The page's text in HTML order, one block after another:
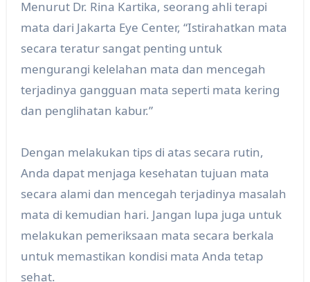
Menurut Dr. Rina Kartika, seorang ahli terapi
mata dari Jakarta Eye Center, “Istirahatkan mata
secara teratur sangat penting untuk
mengurangi kelelahan mata dan mencegah
terjadinya gangguan mata seperti mata kering
dan penglihatan kabur.”
Dengan melakukan tips di atas secara rutin,
Anda dapat menjaga kesehatan tujuan mata
secara alami dan mencegah terjadinya masalah
mata di kemudian hari. Jangan lupa juga untuk
melakukan pemeriksaan mata secara berkala
untuk memastikan kondisi mata Anda tetap
sehat.